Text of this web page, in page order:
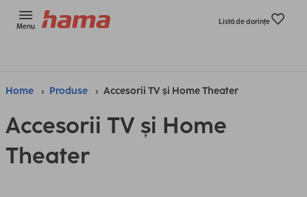
Menu
Listă de dorinţe
Home Produse Accesorii TV și Home Theater
Accesorii TV și Home
Theater